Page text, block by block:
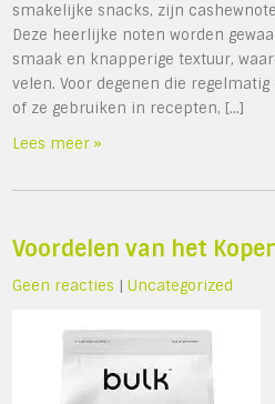
smakelijke snacks, zijn
Deze heerlijke noten worden
smaak en knapperige textuur,
velen. Voor degenen die
of ze gebruiken in recepten, […]
Lees meer »
Voordelen van het
Geen reacties |Uncategorized